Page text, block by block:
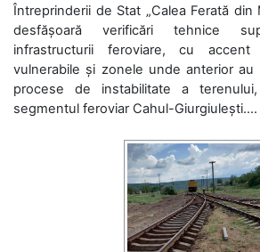
Întreprinderii de Stat „Calea Ferată din
desfășoară verificări tehnice
infrastructurii feroviare, cu
vulnerabile și zonele unde anterior au
procese de instabilitate a
segmentul feroviar Cahul-Giurgiulești....